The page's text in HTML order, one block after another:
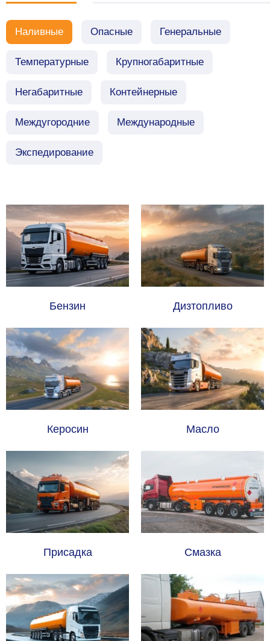
Наливные Опасные Генеральные
Температурные Крупногабаритные
Негабаритные Контейнерные
Междугородние Международные
Экспедирование
Бензин Дизтопливо
Керосин Масло
Присадка Смазка